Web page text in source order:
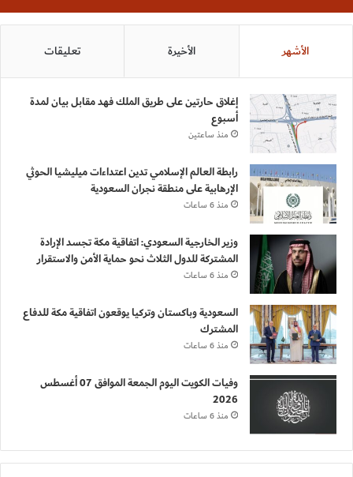
الأشهر الأخيرة تعليقات
إغلاق حارتين على طريق الملك فهد مقابل بيان لمدة
أسبوع
منذ ساعتين
رابطة العالم الإسلامي تدين اعتداءات ميليشيا الحوثي
الإرهابية على منطقة نجران السعودية
منذ 6 ساعات
وزير الخارجية السعودي: اتفاقية مكة تجسد الإرادة
المشتركة للدول الثلاث نحو حماية الأمن والاستقرار
منذ 6 ساعات
السعودية وباكستان وتركيا يوقعون اتفاقية مكة للدفاع
المشترك
منذ 6 ساعات
وفيات الكويت اليوم الجمعة الموافق 07 أغسطس
2026
منذ 6 ساعات